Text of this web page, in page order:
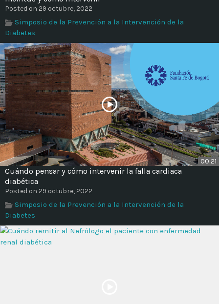
Time
Posted on 29 octubre, 2022
Simposio de la Prevención a la Intervención de la
Diabetes
00:21
Cuándo pensar y cómo intervenir la falla cardiaca
diabética
Posted on 29 octubre, 2022
Simposio de la Prevención a la Intervención de la
Diabetes